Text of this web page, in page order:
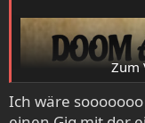
Zum
Ich wäre